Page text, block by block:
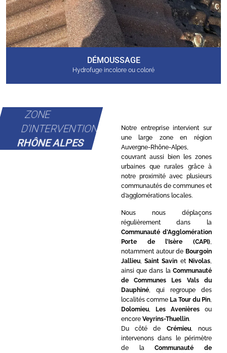
DÉMOUSSAGE
Hydrofuge incolore ou coloré
ZONE
D'INTERVENTION
RHÔNE ALPES
Notre entreprise intervient sur
une large zone en région
Auvergne-Rhône-Alpes,
couvrant aussi bien les zones
urbaines que rurales grâce à
notre proximité avec plusieurs
communautés de communes et
d’agglomérations locales.
Nous nous déplaçons
régulièrement dans la
Communauté d’Agglomération
Porte de l’Isère (CAPI)
notamment autour de Bourgoin
Jallieu,Saint Savin et Nivolas
ainsi que dans la Communauté
de Communes Les Vals du
Dauphiné, qui regroupe des
localités comme La Tour du Pin
Dolomieu, Les Avenièresou
encore Veyrins-Thuellin.
Du côté de Crémieu, nous
intervenons dans le périmètre
de laCommunauté de